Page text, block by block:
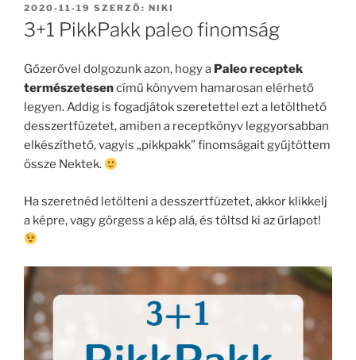
BEKÜLDVE:
2020-11-19 SZERZŐ: NIKI
3+1 PikkPakk paleo finomság
Gőzerővel dolgozunk azon, hogy a Paleo receptek
természetesencímű könyvem hamarosan elérhető
legyen. Addig is fogadjátok szeretettel ezt a letölthető
desszertfüzetet, amiben a receptkönyv leggyorsabban
elkészíthető, vagyis „pikkpakk” finomságait gyűjtöttem
össze Nektek.
Ha szeretnéd letölteni a desszertfüzetet, akkor klikkelj
a képre, vagy görgess a kép alá, és töltsd ki az űrlapot!